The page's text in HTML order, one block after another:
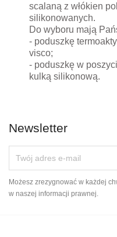
scalaną z włókien
silikonowanych.
Do wyboru mają
- poduszkę
visco;
- poduszkę w
kulką silikonową.
Newsletter
Możesz zrezygnować w każdej
w naszej informacji prawnej.